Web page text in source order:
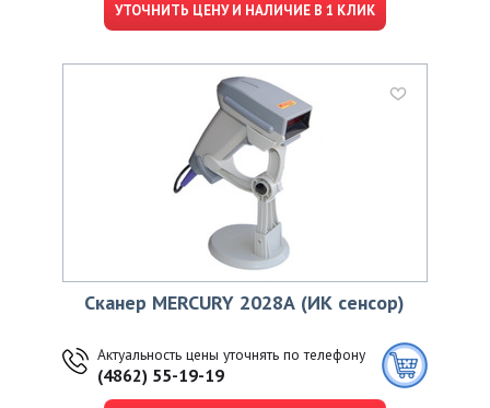
УТОЧНИТЬ ЦЕНУ И НАЛИЧИЕ В 1 КЛИК
Сканер MERCURY 2028А (ИК сенсор)
Актуальность цены уточнять по телефону
(4862) 55-19-19